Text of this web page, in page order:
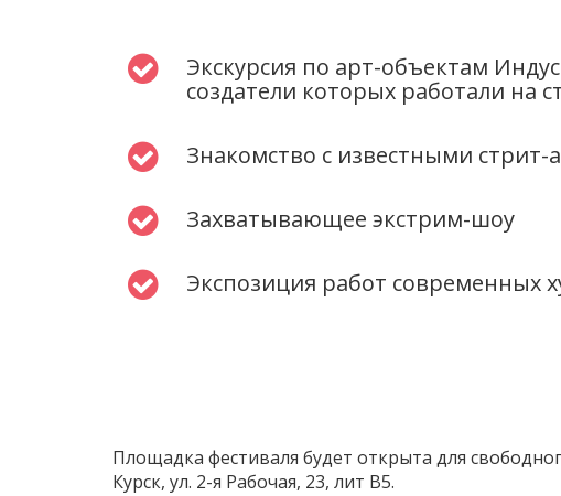
Экскурсия по арт-объектам
создатели которых работали на
Знакомство с известными
Захватывающее экстрим-шоу
Экспозиция работ современных
Площадка фестиваля будет открыта для
Курск, ул. 2-я Рабочая, 23, лит В5.